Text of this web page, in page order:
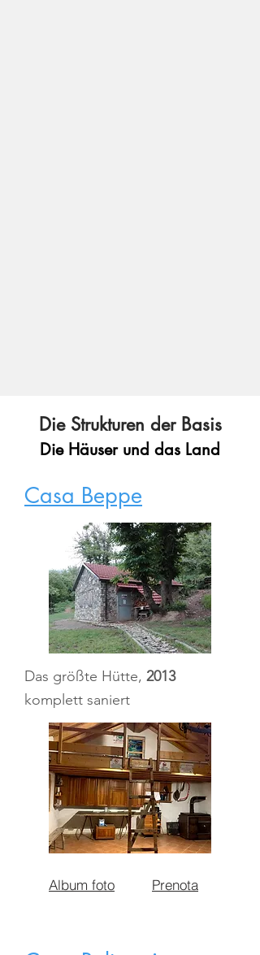
Die Strukturen der Basis
Die Häuser und das Land
Casa Beppe
Das größte Hütte, 2013
komplett saniert
Album foto Prenota